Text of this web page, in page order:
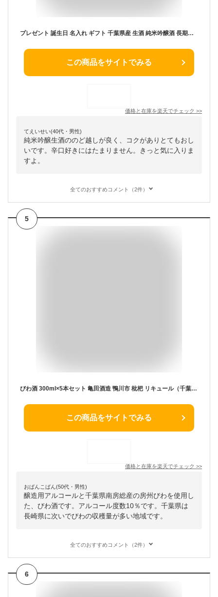
プレゼント 誕生日 名入れ ギフト 千葉県産 生酒 純米吟醸酒 長期熟成 やわくち 純米酒 セット 成人祝い 地酒 お酒 還暦 喜寿 傘寿 米寿 祝い お祝い 贈り物 記念 お礼 酒ギフト 酒 お酒 名入れ酒 内祝い 送料無料 引出物 結婚 お祝い お返し 5000円 出産 内祝い 七五三 (MS)
この商品をサイトでみる
価格と在庫を楽天でチェック >>
てえいせい(40代・男性)
純米吟醸生酒ののど越しが良く、コクがありとてもおし
いです。辛口好きにはたまりません。きっと気に入りま
すよ。
全てのおすすめコメント（2件）
5
びわ酒 300ml×5本セット 亀田酒造 鴨川市 枇杷 リキュール（千葉県 お歳暮 御歳暮 お酒 グルメ プレゼント お土産 贈答用 誕生日 送料無料）
この商品をサイトでみる
価格と在庫を楽天でチェック >>
おぱんこぱん(50代・男性)
醸造用アルコールと千葉県南房総産の房州びわを使用し
た、びわ酒です。アルコール度数10％です。千葉県は
長崎県に次いでびわの収穫量が多い地域です。
全てのおすすめコメント（2件）
6